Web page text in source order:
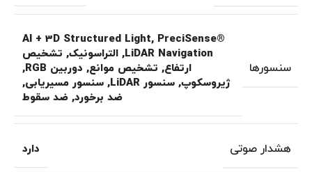
سنسورها
AI + 3D Structured Light, PreciSense®
LiDAR Navigation
, التراسونیک, تشخیص
ارتفاع, تشخیص موانع, دوربین RGB
,
ژیروسکوپ, سنسور LiDAR , سنسور مسیریابی,
ضد برخورد, ضد سقوط
هشدار صوتی دارد